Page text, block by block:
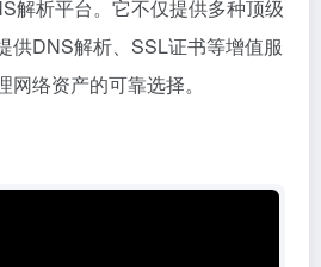
解析平台。它不仅提供多种顶级
供DNS解析、SSL证书等增值服
络资产的可靠选择。